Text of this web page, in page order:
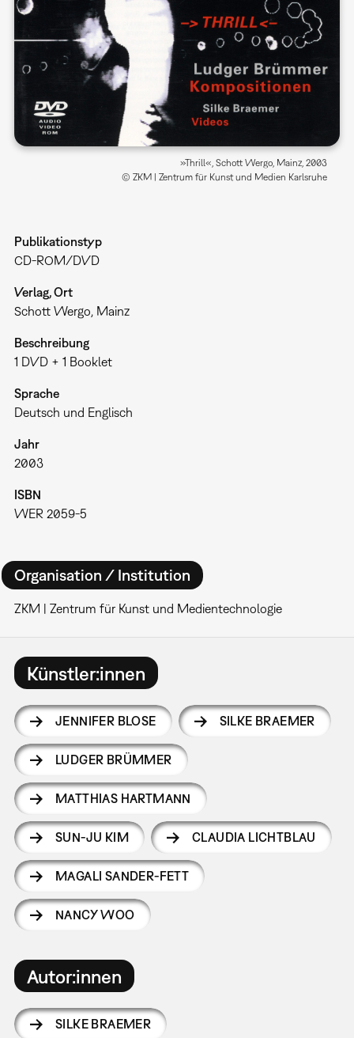
»Thrill«, Schott Wergo, Mainz, 2003
© ZKM | Zentrum für Kunst und Medien Karlsruhe
Publikationstyp
CD-ROM/DVD
Verlag, Ort
Schott Wergo, Mainz
Beschreibung
1 DVD + 1 Booklet
Sprache
Deutsch und Englisch
Jahr
2003
ISBN
WER 2059-5
Organisation / Institution
ZKM | Zentrum für Kunst und Medientechnologie
Künstler:innen
JENNIFER BLOSE SILKE BRAEMER
LUDGER BRÜMMER
MATTHIAS HARTMANN
SUN-JU KIM CLAUDIA LICHTBLAU
MAGALI SANDER-FETT
NANCY WOO
Autor:innen
SILKE BRAEMER